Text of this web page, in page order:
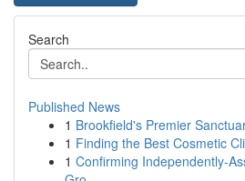
Search
Published News
1 Brookfield's Premier
1 Finding the Best Cosmetic
1 Confirming Independently-